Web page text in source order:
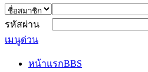
รหัสผ่าน
เมนูด่วน
หน้าแรกBBS